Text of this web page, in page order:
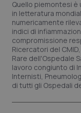
Quello piemontesi
in letteratura
numericamente
indici di
compromissione
Ricercatori del
Rare dell'Ospedale
lavoro congiunto di
Internisti,
di tutti gli Ospedali